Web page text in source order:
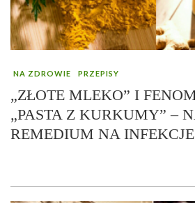
NA ZDROWIE PRZEPISY
„ZŁOTE MLEKO” I
„PASTA Z KURKUMY” –
REMEDIUM NA INFEKCJE